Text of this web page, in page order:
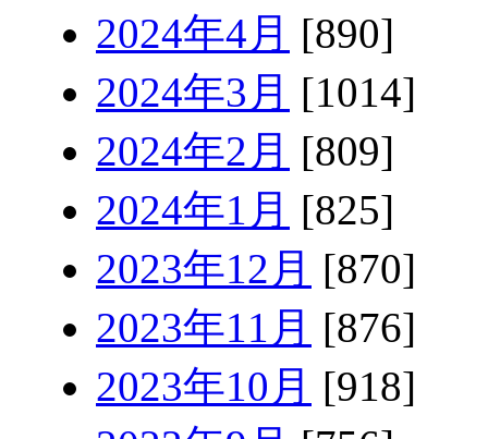
2024年4月 [890]
2024年3月 [1014]
2024年2月 [809]
2024年1月 [825]
2023年12月 [870]
2023年11月 [876]
2023年10月 [918]